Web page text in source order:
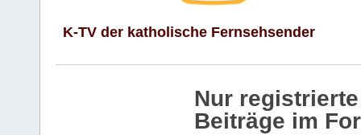
K-TV der katholische Fernsehsender
Nur
Beiträge im